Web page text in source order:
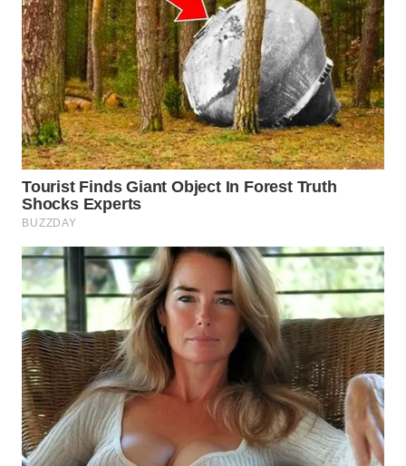
WN
SAMOSIR
WN
PADANG
LAWAS
WN
SUMEDANG
WN
CIANJUR
WN
KEPULAUAN
SERIBU
WN
TANGERANG
WN